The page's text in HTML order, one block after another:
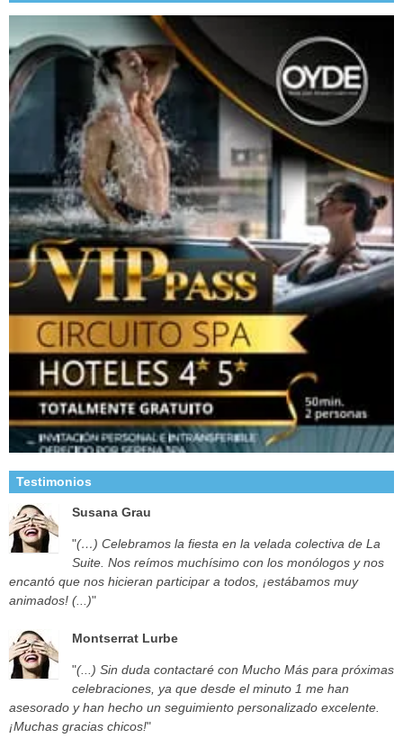
Testimonios
Susana Grau
"(…) Celebramos la fiesta en la velada colectiva de La
Suite. Nos reímos muchísimo con los monólogos y nos
encantó que nos hicieran participar a todos, ¡estábamos muy
animados! (...)"
Montserrat Lurbe
"(...) Sin duda contactaré con Mucho Más para próximas
celebraciones, ya que desde el minuto 1 me han
asesorado y han hecho un seguimiento personalizado excelente.
¡Muchas gracias chicos!"